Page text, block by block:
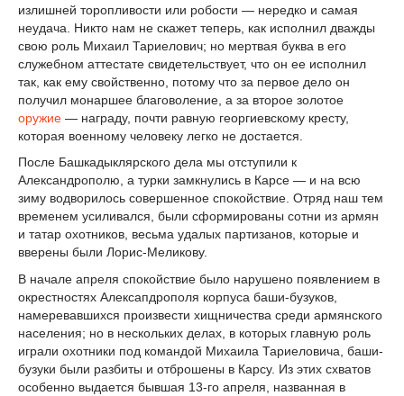
излишней торопливости или робости — нередко и самая
неудача. Никто нам не скажет теперь, как исполнил дважды
свою роль Михаил Тариелович; но мертвая буква в его
служебном аттестате свидетельствует, что он ее исполнил
так, как ему свойственно, потому что за первое дело он
получил монаршее благоволение, а за второе золотое
оружие — награду, почти равную георгиевскому кресту,
которая военному человеку легко не достается.
После Башкадыклярского дела мы отступили к
Александрополю, а турки замкнулись в Карсе — и на всю
зиму водворилось совершенное спокойствие. Отряд наш тем
временем усиливался, были сформированы сотни из армян
и татар охотников, весьма удалых партизанов, которые и
вверены были Лорис-Меликову.
В начале апреля спокойствие было нарушено появлением в
окрестностях Алексапдрополя корпуса баши-бузуков,
намеревавшихся произвести хищничества среди армянского
населения; но в нескольких делах, в которых главную роль
играли охотники под командой Михаила Тариеловича, баши-
бузуки были разбиты и отброшены в Карсу. Из этих схватов
особенно выдается бывшая 13-го апреля, названная в